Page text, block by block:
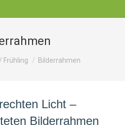
sich hier:
Frühling Bilderrahmen
Licht –
Bilderrahmen